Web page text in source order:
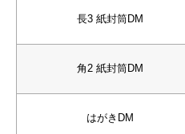
長3 紙封筒DM
角2 紙封筒DM
はがきDM